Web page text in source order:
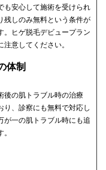
も安心して施術を受けられ
残しのみ無料という条件が
。ヒゲ脱毛デビュープラン
意してください。
体制
後の肌トラブル時の治療
り、診察にも無料で対応し
が一の肌トラブル時にも追